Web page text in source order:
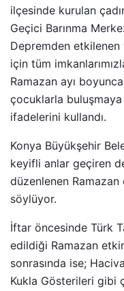
ilçesinde kurulan
Geçici Barınma
Depremden etkilenen
için tüm
Ramazan ayı
çocuklarla
ifadelerini kullandı.
Konya Büyükşehir
keyifli anlar geçiren
düzenlenen
söylüyor.
İftar öncesinde Türk
edildiği Ramazan
sonrasında ise;
Kukla Gösterileri gibi